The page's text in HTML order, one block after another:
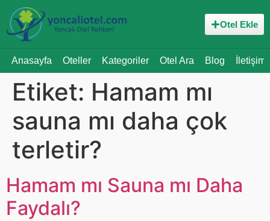
Otel Ekle
Anasayfa Oteller Kategoriler Otel Ara Blog İletişim
Etiket: Hamam mı
sauna mı daha çok
terletir?
Hamam mı Sauna mı Daha
Faydalı?